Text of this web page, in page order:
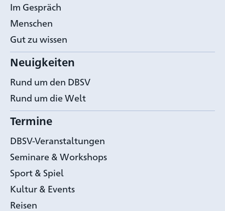
Im Gespräch
Menschen
Gut zu wissen
Neuigkeiten
Rund um den DBSV
Rund um die Welt
Termine
DBSV-Veranstaltungen
Seminare & Workshops
Sport & Spiel
Kultur & Events
Reisen